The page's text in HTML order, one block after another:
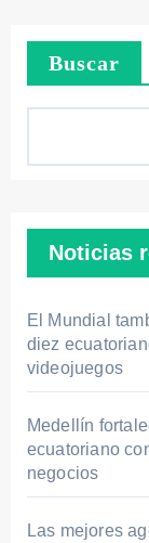
entradas
Buscar
Noticias
El Mundial
diez
videojuegos
Medellín
ecuatoriano
negocios
Las mejores